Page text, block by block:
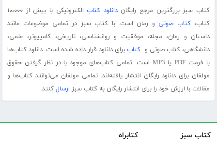
کتاب سبز بزرگترین مرجع رایگاندانلود کتاب
الکترونیکی با بیش از ۱۰،۰۰۰
کتاب،کتاب صوتی و رمان است. با کتاب سبز در تمامی موضوعات مانند
داستان و رمان، مجله، موفقیت و روانشناسی، تاریخی، کامپیوتر، علمی،
دانشگاهی، کتاب صوتی و...کتاب برای دانلود قرار داده شده است. دانلود کتاب‌ها
با فرمت PDF یا MP3 است. تمامی کتاب‌های موجود با در نظر گرفتن حقوق
مولفان برای دانلود رایگان انتشار یافته‌اند. تمامی مولفان می‌توانند کتاب‌ها و
مقالات با ارزش خود را برای انتشار رایگان به کتاب سبز ارسال کنند.
کتاب سبز کتابراه